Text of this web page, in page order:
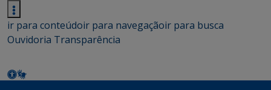
ir para conteúdoir para navegaçãoir para busca
Ouvidoria Transparência